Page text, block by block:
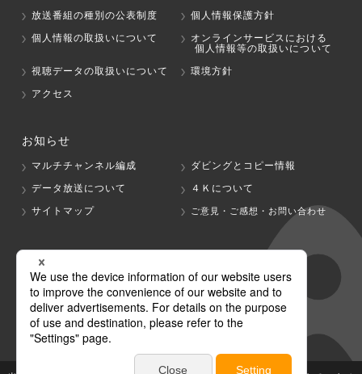
放送番組の種別の公表制度
個人情報保護方針
個人情報の取扱いについて
オンラインサービスにおける
個人情報等の取扱いについて
視聴データの取扱いについて
環境方針
アクセス
お知らせ
マルチチャンネル編成
ダビングとコピー情報
データ放送について
４Ｋについて
サイトマップ
ご意見・ご感想・お問い合わせ
グループ会社
テレビ朝日 テレ朝チャンネル